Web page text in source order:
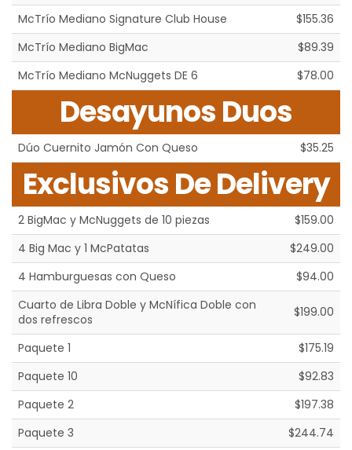
McTrío Mediano Signature Club House
$155.36
McTrío Mediano BigMac
$89.39
McTrío Mediano McNuggets DE 6
$78.00
Desayunos Duos
Dúo Cuernito Jamón Con Queso $35.25
Exclusivos De Delivery
2 BigMac y McNuggets de 10 piezas
$159.00
4 Big Mac y 1 McPatatas
$249.00
4 Hamburguesas con Queso
$94.00
Cuarto de Libra Doble y McNífica Doble con
dos refrescos
$199.00
Paquete 1
$175.19
Paquete 10
$92.83
Paquete 2
$197.38
Paquete 3
$244.74